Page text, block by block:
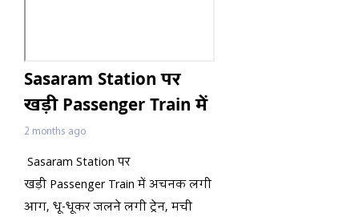
Sasaram Station पर
खड़ी Passenger Train में
अचनक लगी आग, धू-
धूकर जलने लगी ट्रेन, मची
अफरा-तफरी!
2 months ago
Sasaram Station पर
खड़ी Passenger Train में अचनक लगी
आग, धू-धूकर जलने लगी ट्रेन, मची